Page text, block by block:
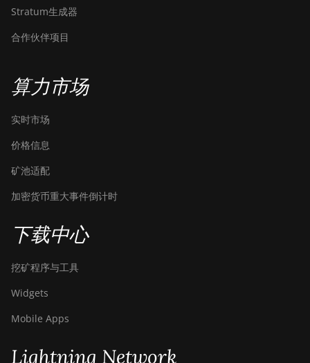
Bitmain Antminer AL1
Canaan Avalon A15-194T
Canaan Avalon A1566I
Canaan Avalon Made A1346
Canaan Avalon Made A1366
Canaan Avalon Made A1446
Canaan Avalon Made A1466
Canaan Avalon Nano 3
Canaan Avalon Nano 3S
Stratum生成器
合作伙伴项目
算力市场
实时市场
价格信息
矿池适配
加密货币重大事件倒计时
下载中心
挖矿程序与工具
Widgets
Mobile Apps
Lightning Network